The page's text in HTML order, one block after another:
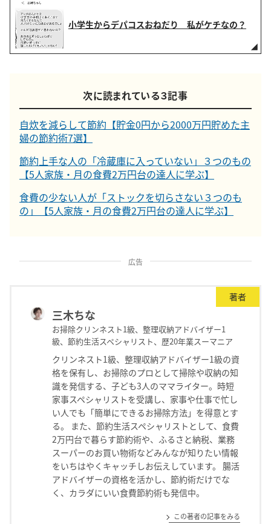
小学生からデパコスおねだり 私がケチなの？
次に読まれている３記事
自炊を減らして節約【貯金0円から2000万円貯めた主
婦の節約術7選】
節約上手な人の「冷蔵庫に入っていない」３つのもの
【5人家族・月の食費2万円台の達人に学ぶ】
食費の少ない人が「ストックを切らさない３つのも
の」【5人家族・月の食費2万円台の達人に学ぶ】
広告
著者
三木ちな
お掃除クリンネスト1級、整理収納アドバイザー1
級、節約生活スペシャリスト、歴20年業スーマニア
クリンネスト1級、整理収納アドバイザー1級の資
格を保有し、お掃除のプロとして掃除や収納の知
識を発信する、子ども3人のママライター。時短
家事スペシャリストを受講し、家事や仕事で忙し
い人でも「簡単にできるお掃除方法」を得意とす
る。 また、節約生活スペシャリストとして、食費
2万円台で暮らす節約術や、ふるさと納税、業務
スーパーのお買い物術などみんなが知りたい情報
をいちはやくキャッチしお伝えしています。 腸活
アドバイザーの資格を活かし、節約術だけでな
く、カラダにいい食費節約術も発信中。
この著者の記事をみる